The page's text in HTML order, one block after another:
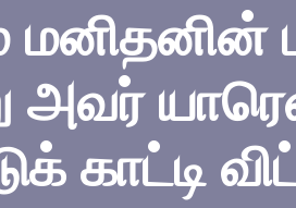
அவர்
காட்டி